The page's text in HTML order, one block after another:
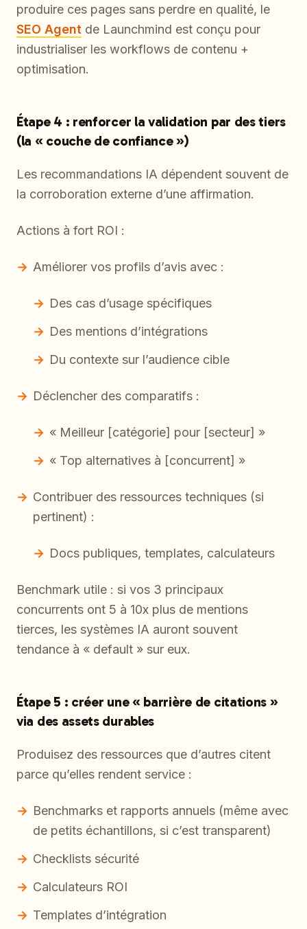
produire ces pages sans perdre en qualité, le
SEO Agent de Launchmind est conçu pour
industrialiser les workflows de contenu +
optimisation.
Étape 4 : renforcer la validation par des tiers
(la « couche de confiance »)
Les recommandations IA dépendent souvent de
la corroboration externe d’une affirmation.
Actions à fort ROI :
Améliorer vos profils d’avis avec :
Des cas d’usage spécifiques
Des mentions d’intégrations
Du contexte sur l’audience cible
Déclencher des comparatifs :
« Meilleur [catégorie] pour [secteur] »
« Top alternatives à [concurrent] »
Contribuer des ressources techniques (si
pertinent) :
Docs publiques, templates, calculateurs
Benchmark utile : si vos 3 principaux
concurrents ont 5 à 10x plus de mentions
tierces, les systèmes IA auront souvent
tendance à « default » sur eux.
Étape 5 : créer une « barrière de citations »
via des assets durables
Produisez des ressources que d’autres citent
parce qu’elles rendent service :
Benchmarks et rapports annuels (même avec
de petits échantillons, si c’est transparent)
Checklists sécurité
Calculateurs ROI
Templates d’intégration